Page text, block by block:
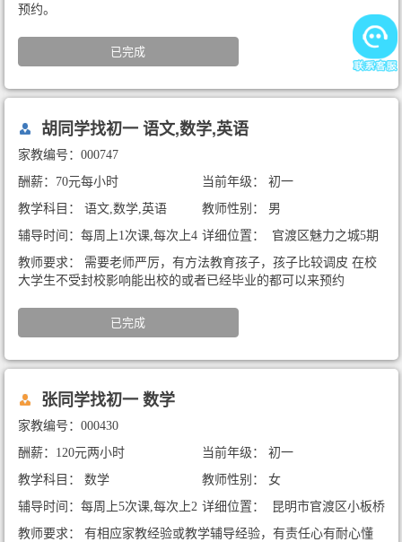
预约。
已完成
胡同学找初一 语文,数学,英语
家教编号：000747
酬薪：70元每小时
当前年级： 初一
教学科目： 语文,数学,英语
教师性别： 男
辅导时间：每周上1次课,每次上4
小时
详细位置： 官渡区魅力之城5期
教师要求： 需要老师严厉，有方法教育孩子，孩子比较调皮 在校
大学生不受封校影响能出校的或者已经毕业的都可以来预约
已完成
张同学找初一 数学
家教编号：000430
酬薪：120元两小时
当前年级： 初一
教学科目： 数学
教师性别： 女
辅导时间：每周上5次课,每次上2
小时
详细位置： 昆明市官渡区小板桥
大都摩天附近，东廊新村
教师要求： 有相应家教经验或教学辅导经验，有责任心有耐心懂